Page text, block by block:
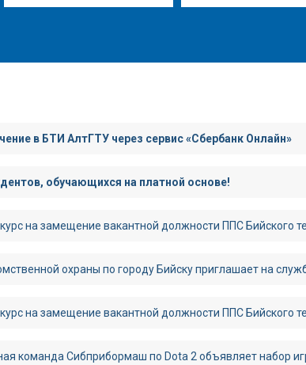
в БТИ АлтГТУ через сервис «Сбербанк Онлайн»
обучающихся на платной основе!
на замещение вакантной должности ППС Бийского
охраны по городу Бийску приглашает на
на замещение вакантной должности ППС Бийского
команда Сибприбормаш по Dota 2 объявляет набор